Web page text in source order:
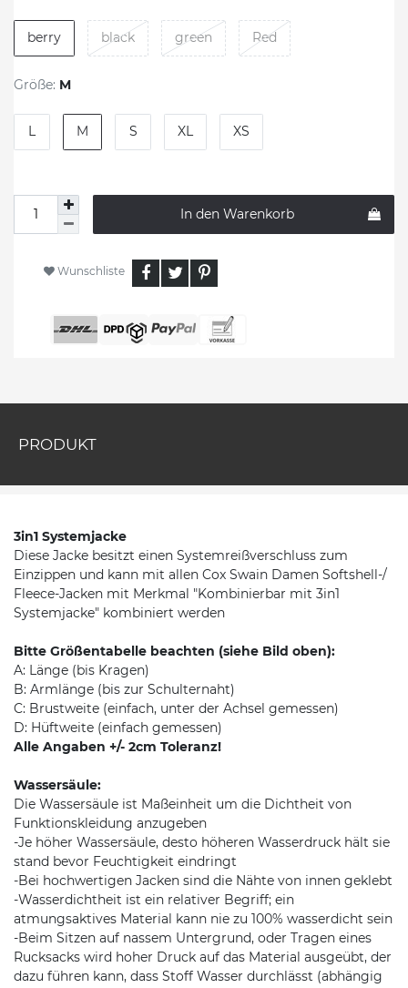
berry black green Red
Größe: M
L M S XL XS
In den Warenkorb
Wunschliste
PRODUKT
3in1 Systemjacke
Diese Jacke besitzt einen Systemreißverschluss zum
Einzippen und kann mit allen Cox Swain Damen Softshell-/
Fleece-Jacken mit Merkmal "Kombinierbar mit 3in1
Systemjacke" kombiniert werden
Bitte Größentabelle beachten (siehe Bild oben):
A: Länge (bis Kragen)
B: Armlänge (bis zur Schulternaht)
C: Brustweite (einfach, unter der Achsel gemessen)
D: Hüftweite (einfach gemessen)
Alle Angaben +/- 2cm Toleranz!
Wassersäule:
Die Wassersäule ist Maßeinheit um die Dichtheit von
Funktionskleidung anzugeben
-Je höher Wassersäule, desto höheren Wasserdruck hält sie
stand bevor Feuchtigkeit eindringt
-Bei hochwertigen Jacken sind die Nähte von innen geklebt
-Wasserdichtheit ist ein relativer Begriff; ein
atmungsaktives Material kann nie zu 100% wasserdicht sein
-Beim Sitzen auf nassem Untergrund, oder Tragen eines
Rucksacks wird hoher Druck auf das Material ausgeübt, der
dazu führen kann, dass Stoff Wasser durchlässt (abhängig